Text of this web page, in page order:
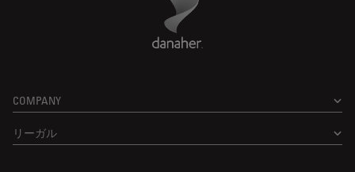
COMPANY
リーガル